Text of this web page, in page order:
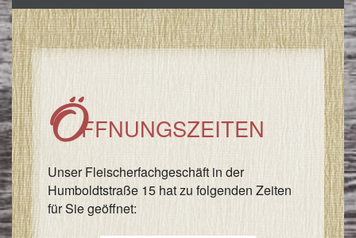
ÜBER UNS
/
/
/
PARTNER
ÖFFNUNGSZEITEN
Unser Fleischerfachgeschäft in der
Humboldtstraße 15 hat zu folgenden Zeiten
für Sie geöffnet: